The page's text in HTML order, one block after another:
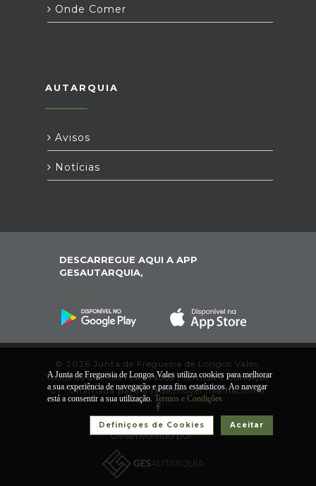
Onde Comer
AUTARQUIA
Avisos
Notícias
DESCARREGUE AQUI A APP
GESAUTARQUIA,
© 2026 Junta de Freguesia de Longos Vales.
Todos os direitos reservados |Termos e Condiçõe
s|*Chamada para a rede/móvel fixa nacional
Desenvolvido por:
A Junta de Freguesia de Longos Vales utiliza cookies para melhorar
a sua experiência de navegação e para fins estatísticos. Ao navegar
está a consentir a sua utilização. Termos e Condições
Aceitar
Definiçoes de Cookies